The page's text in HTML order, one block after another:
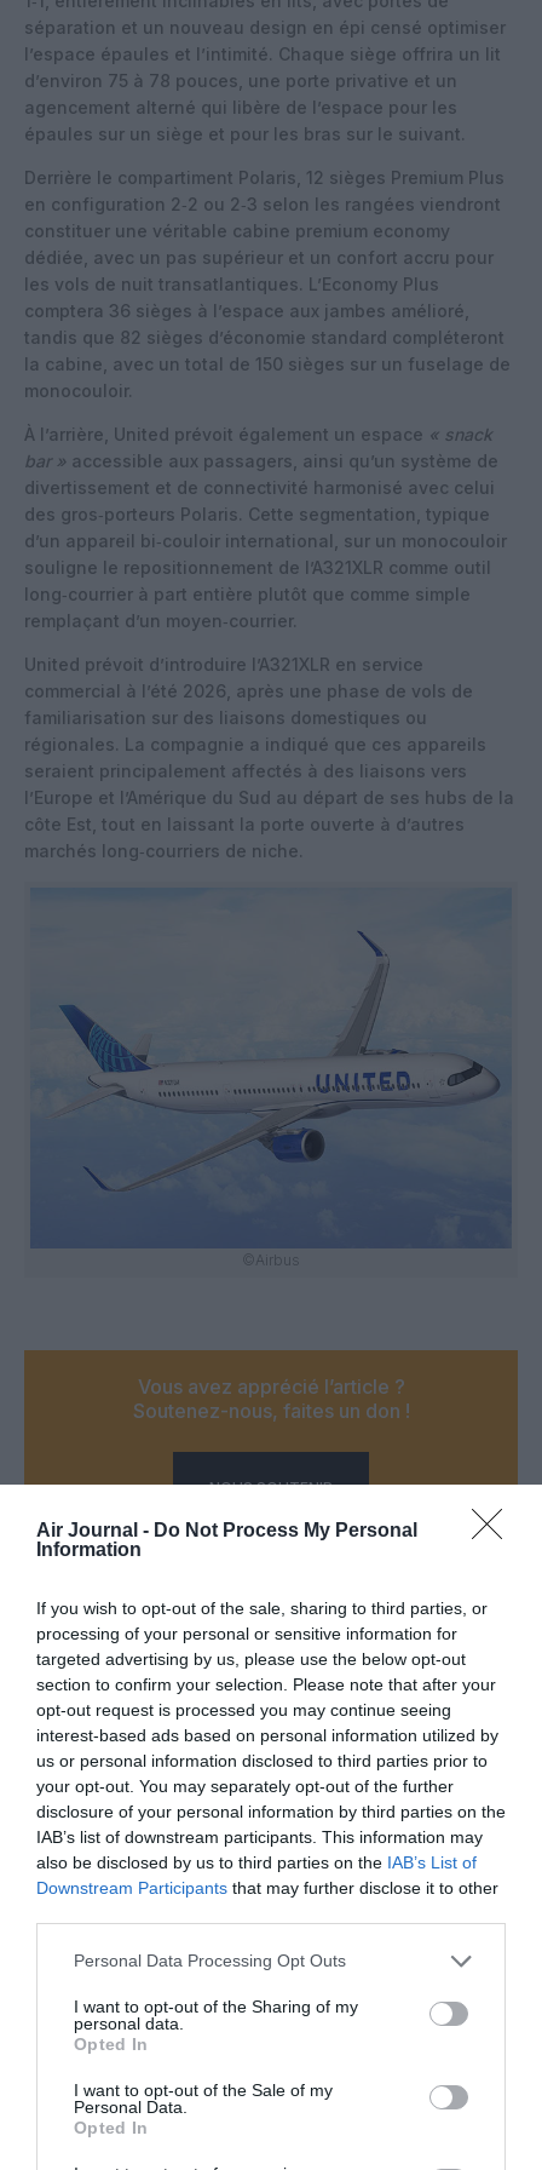
Air Journal - Do Not Process My Personal
Information
If you wish to opt-out of the sale, sharing to third parties, or
processing of your personal or sensitive information for
targeted advertising by us, please use the below opt-out
section to confirm your selection. Please note that after your
opt-out request is processed you may continue seeing
interest-based ads based on personal information utilized by
us or personal information disclosed to third parties prior to
your opt-out. You may separately opt-out of the further
disclosure of your personal information by third parties on the
IAB’s list of downstream participants. This information may
also be disclosed by us to third parties on the IAB’s List of
Downstream Participants that may further disclose it to other
Personal Data Processing Opt Outs
I want to opt-out of the Sharing of my
personal data.
Opted In
I want to opt-out of the Sale of my
Personal Data.
Opted In
séparation et un nouveau design en épi censé optimiser
l’espace épaules et l’intimité. Chaque siège offrira un lit
d’environ 75 à 78 pouces, une porte privative et un
agencement alterné qui libère de l’espace pour les
épaules sur un siège et pour les bras sur le suivant.
Derrière le compartiment Polaris, 12 sièges Premium Plus
en configuration 2‑2 ou 2‑3 selon les rangées viendront
constituer une véritable cabine premium economy
dédiée, avec un pas supérieur et un confort accru pour
les vols de nuit transatlantiques. L’Economy Plus
comptera 36 sièges à l’espace aux jambes amélioré,
tandis que 82 sièges d’économie standard compléteront
la cabine, avec un total de 150 sièges sur un fuselage de
monocouloir.
À l’arrière, United prévoit également un espace « snack
bar » accessible aux passagers, ainsi qu’un système de
divertissement et de connectivité harmonisé avec celui
des gros‑porteurs Polaris. Cette segmentation, typique
d’un appareil bi‑couloir international, sur un monocouloir
souligne le repositionnement de l’A321XLR comme outil
long‑courrier à part entière plutôt que comme simple
remplaçant d’un moyen‑courrier.
United prévoit d’introduire l’A321XLR en service
commercial à l’été 2026, après une phase de vols de
familiarisation sur des liaisons domestiques ou
régionales. La compagnie a indiqué que ces appareils
seraient principalement affectés à des liaisons vers
l’Europe et l’Amérique du Sud au départ de ses hubs de la
côte Est, tout en laissant la porte ouverte à d’autres
marchés long‑courriers de niche.
©Airbus
Vous avez apprécié l’article ?
Soutenez-nous, faites un don !
NOUS SOUTENIR
PARTAGER L'ARTICLE
FacebookTwitterPinterestLinkedInEmail Print
COMMENTAIRE(S)
Valentina commenté :
4 juin 2026 - 17 h 41 min
C’est l’espoir de @bubu
RÉPONDRE
Menudiera commenté :
5 juin 2026 - 8 h 50 min
C’est le pire avion qui existe pour les longs trajets … une